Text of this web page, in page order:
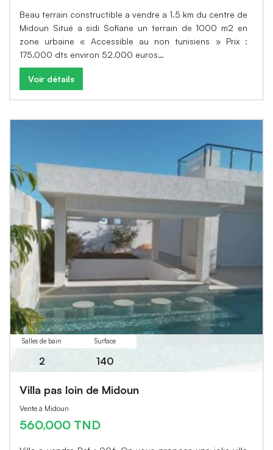
Beau terrain constructible a vendre a 1.5 km du centre de
Midoun Situé a sidi Sofiane un terrain de 1000 m2 en
zone urbaine « Accessible au non tunisiens » Prix :
175.000 dts environ 52.000 euros…
Voir détails
Salles de bain
2
Surface
140
Villa pas loin de Midoun
Vente à Midoun
560,000 TND